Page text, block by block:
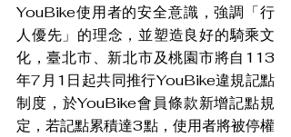
YouBike使用者的安全意識，強調「行
人優先」的理念，並塑造良好的騎乘文
化，臺北市、新北市及桃園市將自113
年7月1日起共同推行YouBike違規記點
制度，於YouBike會員條款新增記點規
定，若記點累積達3點，使用者將被停權